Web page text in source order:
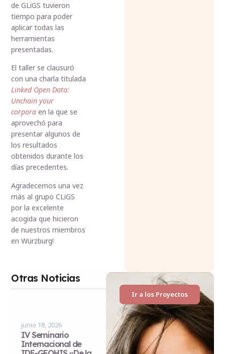
de GLiGS tuvieron
tiempo para poder
aplicar todas las
herramientas
presentadas.
El taller se clausuró
con una charla titulada
Linked Open Data:
Unchain your
corpora en la que se
aprovechó para
presentar algunos de
los resultados
obtenidos durante los
días precedentes.
Agradecemos una vez
más al grupo CLiGS
por la excelente
acogida que hicieron
de nuestros miembros
en Würzburg!
Otras Noticias
junio 18, 2026
IV Seminario
Internacional de
Ir a los Proyectos